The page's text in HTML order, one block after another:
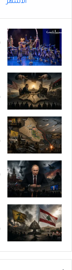
الأشهر